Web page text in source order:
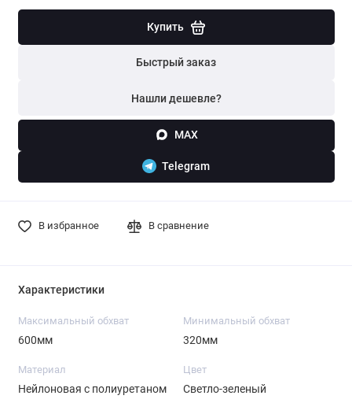
Купить
Быстрый заказ
Нашли дешевле?
MAX
Telegram
В избранное В сравнение
Характеристики
Максимальный обхват
600мм
Минимальный обхват
320мм
Материал
Нейлоновая с полиуретаном
Цвет
Светло-зеленый